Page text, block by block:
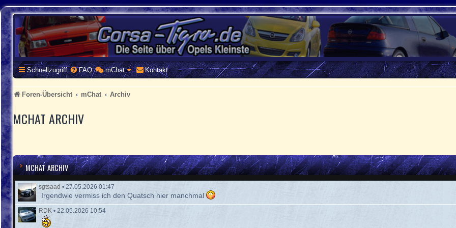
CORSA-TIGRA.DE
Homepage und Forum rund um Opel Corsa und Tigra
Schnellzugriff FAQ mChat Kontakt
Foren-Übersicht mChat Archiv
MCHAT ARCHIV
MCHAT ARCHIV
sgtsaad • 27.05.2026 01:47
Irgendwie vermiss ich den Quatsch hier manchmal
RDK • 22.05.2026 10:54